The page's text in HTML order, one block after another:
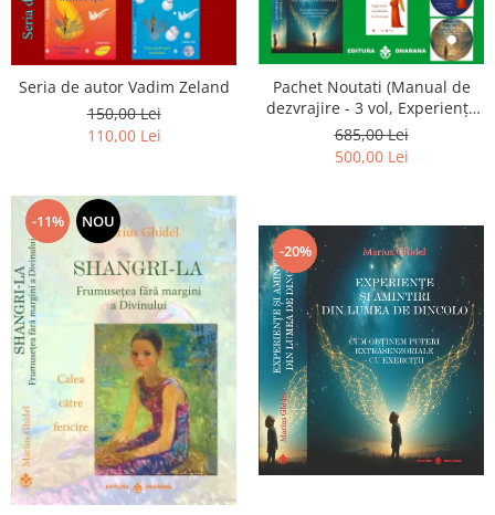
Seria de autor Vadim Zeland
150,00 Lei
110,00 Lei
Pachet Noutati (Manual de
dezvrajire - 3 vol, Experiențe
și amintiri, Rugăciunile
Luceafarului de dimineata) -
Marius Ghidel
685,00 Lei
500,00 Lei
-11% NOU
-20%